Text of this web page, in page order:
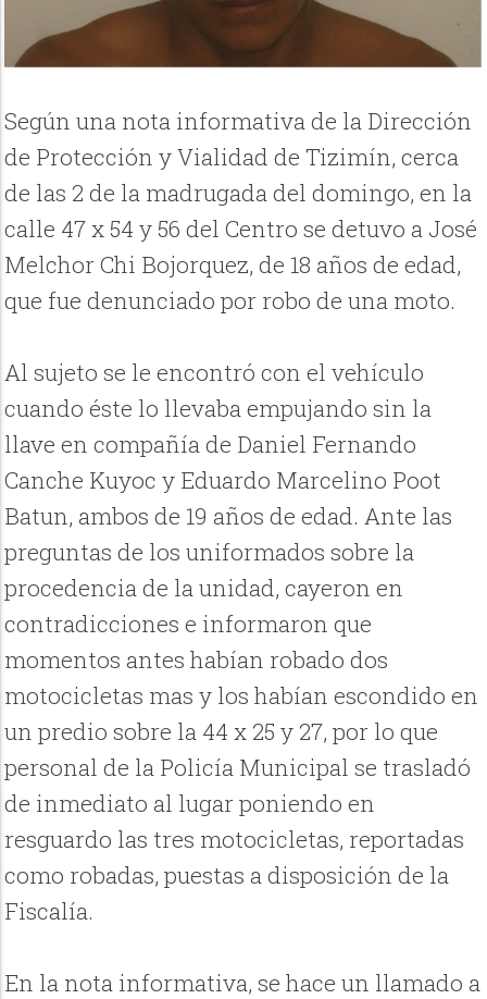
Según una nota informativa de la Dirección
de Protección y Vialidad de Tizimín, cerca
de las 2 de la madrugada del domingo, en la
calle 47 x 54 y 56 del Centro se detuvo a José
Melchor Chi Bojorquez, de 18 años de edad,
que fue denunciado por robo de una moto.
Al sujeto se le encontró con el vehículo
cuando éste lo llevaba empujando sin la
llave en compañía de Daniel Fernando
Canche Kuyoc y Eduardo Marcelino Poot
Batun, ambos de 19 años de edad. Ante las
preguntas de los uniformados sobre la
procedencia de la unidad, cayeron en
contradicciones e informaron que
momentos antes habían robado dos
motocicletas mas y los habían escondido en
un predio sobre la 44 x 25 y 27, por lo que
personal de la Policía Municipal se trasladó
de inmediato al lugar poniendo en
resguardo las tres motocicletas, reportadas
como robadas, puestas a disposición de la
Fiscalía.
En la nota informativa, se hace un llamado a